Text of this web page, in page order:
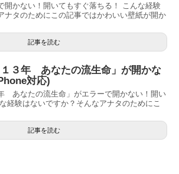
開かない！開いてもすぐ落ちる！ こんな経験
ナタのためにこの記事ではかわいい壁紙が開か
記事を読む
３年 あなたの流生命」が開かな
対応)
あなたの流生命」がエラーで開かない！開い
経験はないですか？そんなアナタのためにこ
記事を読む